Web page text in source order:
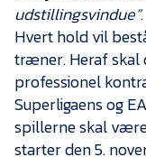
udstillingsvindue”.
Hvert hold vil
træner. Heraf skal
professionel
Superligaens og
spillerne skal
starter den 5.